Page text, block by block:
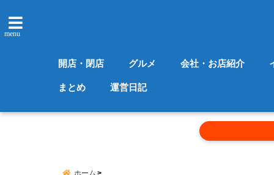
menu
開店・閉店 グルメ 会社・お店紹介
まとめ 運営日記
ホーム